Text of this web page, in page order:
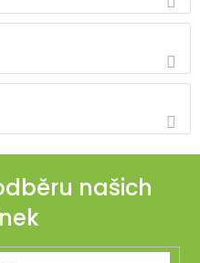
našich